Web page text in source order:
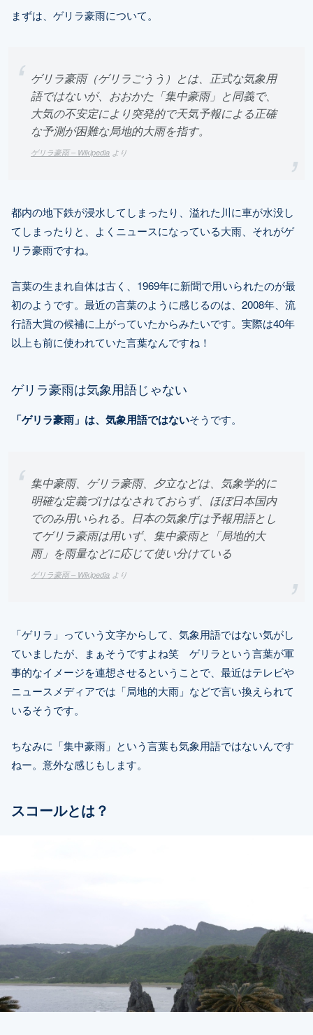
まずは、ゲリラ豪雨について。
ゲリラ豪雨（ゲリラごうう）とは、正式な気象用
語ではないが、おおかた「集中豪雨」と同義で、
大気の不安定により突発的で天気予報による正確
な予測が困難な局地的大雨を指す。
ゲリラ豪雨 – Wikipedia より
都内の地下鉄が浸水してしまったり、溢れた川に車が水没し
てしまったりと、よくニュースになっている大雨、それがゲ
リラ豪雨ですね。
言葉の生まれ自体は古く、1969年に新聞で用いられたのが最
初のようです。最近の言葉のように感じるのは、2008年、流
行語大賞の候補に上がっていたからみたいです。実際は40年
以上も前に使われていた言葉なんですね！
ゲリラ豪雨は気象用語じゃない
「ゲリラ豪雨」は、気象用語ではないそうです。
集中豪雨、ゲリラ豪雨、夕立などは、気象学的に
明確な定義づけはなされておらず、ほぼ日本国内
でのみ用いられる。日本の気象庁は予報用語とし
てゲリラ豪雨は用いず、集中豪雨と「局地的大
雨」を雨量などに応じて使い分けている
ゲリラ豪雨 – Wikipedia より
「ゲリラ」っていう文字からして、気象用語ではない気がし
ていましたが、まぁそうですよね笑 ゲリラという言葉が軍
事的なイメージを連想させるということで、最近はテレビや
ニュースメディアでは「局地的大雨」などで言い換えられて
いるそうです。
ちなみに「集中豪雨」という言葉も気象用語ではないんです
ねー。意外な感じもします。
スコールとは？